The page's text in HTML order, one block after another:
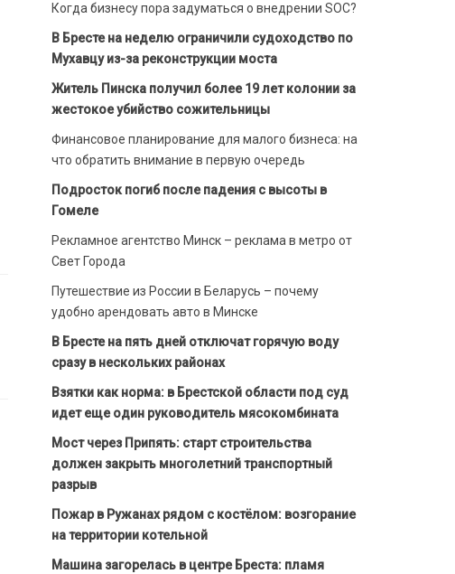
Когда бизнесу пора задуматься о внедрении SOC?
В Бресте на неделю ограничили судоходство по
Мухавцу из-за реконструкции моста
Житель Пинска получил более 19 лет колонии за
жестокое убийство сожительницы
Финансовое планирование для малого бизнеса: на
что обратить внимание в первую очередь
Подросток погиб после падения с высоты в
Гомеле
Рекламное агентство Минск – реклама в метро от
Свет Города
Путешествие из России в Беларусь – почему
удобно арендовать авто в Минске
В Бресте на пять дней отключат горячую воду
сразу в нескольких районах
Взятки как норма: в Брестской области под суд
идет еще один руководитель мясокомбината
Мост через Припять: старт строительства
должен закрыть многолетний транспортный
разрыв
Пожар в Ружанах рядом с костёлом: возгорание
на территории котельной
Машина загорелась в центре Бреста: пламя